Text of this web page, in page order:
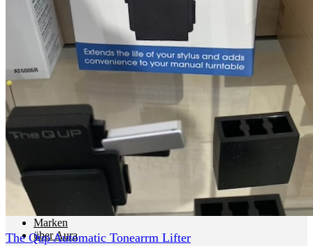
Füße, Racks, Boards
Füße, Dämpfer, Spikes
Racks, Ständer, Boards
Raumakustik
Kabel + Strom
Lautsprecherkabel
Kabel Meterware
Stecker
Rund um den Strom
Sale
Einzelstücke
Gebrauchtes
Sounds Clever
Neuzugänge
Marken
über Aura
The Qup Automatic Tonearrm Lifter